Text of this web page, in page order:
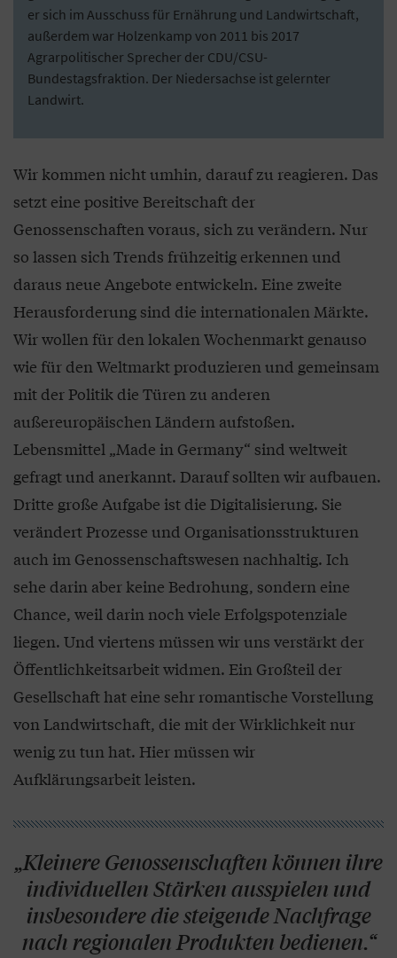
er sich im Ausschuss für Ernährung und Landwirtschaft,
außerdem war Holzenkamp von 2011 bis 2017
Agrarpolitischer Sprecher der CDU/CSU-
Bundestagsfraktion. Der Niedersachse ist gelernter
Landwirt.
Wir kommen nicht umhin, darauf zu reagieren. Das
setzt eine positive Bereitschaft der
Genossenschaften voraus, sich zu verändern. Nur
so lassen sich Trends frühzeitig erkennen und
daraus neue Angebote entwickeln. Eine zweite
Herausforderung sind die internationalen Märkte.
Wir wollen für den lokalen Wochenmarkt genauso
wie für den Weltmarkt produzieren und gemeinsam
mit der Politik die Türen zu anderen
außereuropäischen Ländern aufstoßen.
Lebensmittel „Made in Germany“ sind weltweit
gefragt und anerkannt. Darauf sollten wir aufbauen.
Dritte große Aufgabe ist die Digitalisierung. Sie
verändert Prozesse und Organisationsstrukturen
auch im Genossenschaftswesen nachhaltig. Ich
sehe darin aber keine Bedrohung, sondern eine
Chance, weil darin noch viele Erfolgspotenziale
liegen. Und viertens müssen wir uns verstärkt der
Öffentlichkeitsarbeit widmen. Ein Großteil der
Gesellschaft hat eine sehr romantische Vorstellung
von Landwirtschaft, die mit der Wirklichkeit nur
wenig zu tun hat. Hier müssen wir
Aufklärungsarbeit leisten.
„Kleinere Genossenschaften können ihre
individuellen Stärken ausspielen und
insbesondere die steigende Nachfrage
nach regionalen Produkten bedienen.“